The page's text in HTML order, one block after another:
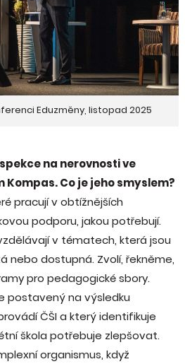
Eduzměny, listopad 2025
na nerovnosti ve
Co je jeho smyslem?
pracují v obtížnějších
podporu, jakou potřebují.
v tématech, která jsou
nebo dostupná. Zvolí, řekněme,
pro pedagogické sbory.
postavený na výsledku
ČŠI a který identifikuje
škola potřebuje zlepšovat.
organismus, když